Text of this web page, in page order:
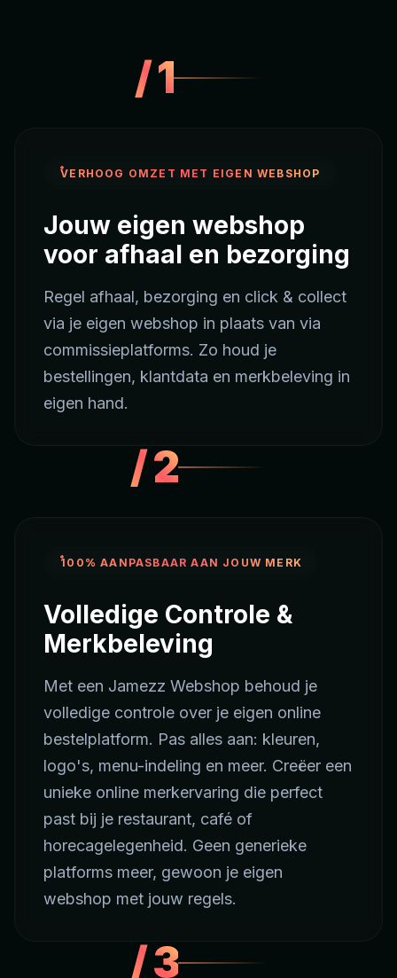
/1
VERHOOG OMZET MET EIGEN WEBSHOP
Jouw eigen webshop
voor afhaal en bezorging
Regel afhaal, bezorging en click & collect
via je eigen webshop in plaats van via
commissieplatforms. Zo houd je
bestellingen, klantdata en merkbeleving in
eigen hand.
/2
100% AANPASBAAR AAN JOUW MERK
Volledige Controle &
Merkbeleving
Met een Jamezz Webshop behoud je
volledige controle over je eigen online
bestelplatform. Pas alles aan: kleuren,
logo's, menu-indeling en meer. Creëer een
unieke online merkervaring die perfect
past bij je restaurant, café of
horecagelegenheid. Geen generieke
platforms meer, gewoon je eigen
webshop met jouw regels.
/3